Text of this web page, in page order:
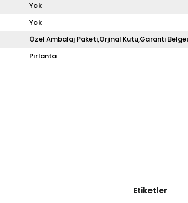
Yok
Yok
Özel Ambalaj Paketi,Orjinal Kutu,Garanti
Pırlanta
Etiketler